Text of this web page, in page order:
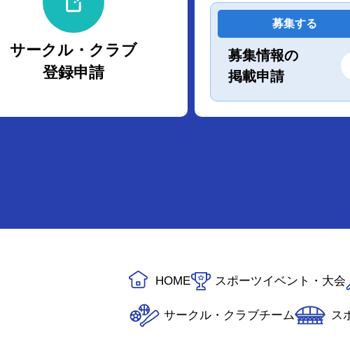
サークル・クラブ
登録申請
募集する
募集情報の
掲載申請
HOME スポーツイベント・大会
サークル・クラブチーム ス